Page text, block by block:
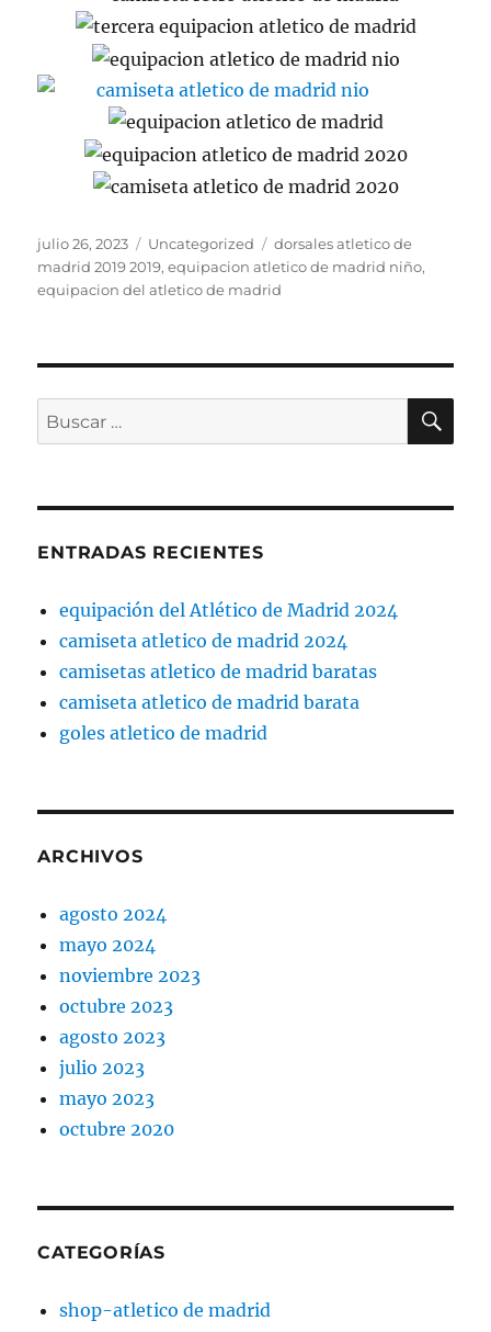
Publicado
el
julio 26, 2023 Categorías
Uncategorized Etiquetas
dorsales atletico de
madrid 2019 2019,equipacion atletico de madrid niño,
equipacion del atletico de madrid
Buscar
por:
ENTRADAS RECIENTES
equipación del Atlético de Madrid 2024
camiseta atletico de madrid 2024
camisetas atletico de madrid baratas
camiseta atletico de madrid barata
goles atletico de madrid
ARCHIVOS
agosto 2024
mayo 2024
noviembre 2023
octubre 2023
agosto 2023
julio 2023
mayo 2023
octubre 2020
CATEGORÍAS
shop-atletico de madrid